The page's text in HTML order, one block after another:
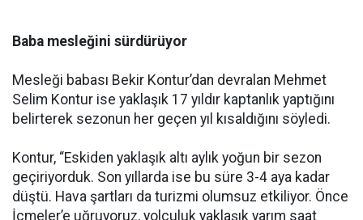
Baba mesleğini sürdürüyor
Mesleği babası Bekir Kontur’dan devralan Mehmet
Selim Kontur ise yaklaşık 17 yıldır kaptanlık yaptığını
belirterek sezonun her geçen yıl kısaldığını söyledi.
Kontur, “Eskiden yaklaşık altı aylık yoğun bir sezon
geçiriyorduk. Son yıllarda ise bu süre 3-4 aya kadar
düştü. Hava şartları da turizmi olumsuz etkiliyor. Önce
İçmeler’e uğruyoruz, yolculuk yaklaşık yarım saat